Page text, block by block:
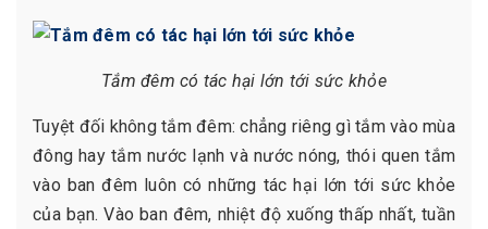
Tắm đêm có tác hại lớn tới sức khỏe
Tuyệt đối không tắm đêm: chẳng riêng gì tắm vào mùa
đông hay tắm nước lạnh và nước nóng, thói quen tắm
vào ban đêm luôn có những tác hại lớn tới sức khỏe
của bạn. Vào ban đêm, nhiệt độ xuống thấp nhất, tuần